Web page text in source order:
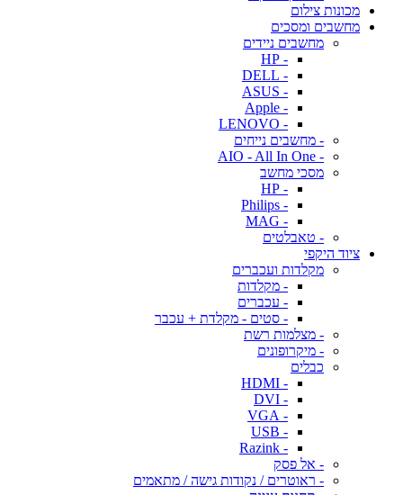
מכונות צילום
מחשבים ומסכים
מחשבים ניידים
- HP
- DELL
- ASUS
- Apple
- LENOVO
- מחשבים נייחים
- AIO - All In One
מסכי מחשב
- HP
- Philips
- MAG
- טאבלטים
ציוד היקפי
מקלדות ועכברים
- מקלדות
- עכברים
- סטים - מקלדת + עכבר
- מצלמות רשת
- מיקרופונים
כבלים
- HDMI
- DVI
- VGA
- USB
- Razink
- אל פסק
- ראוטרים / נקודות גישה / מתאמים